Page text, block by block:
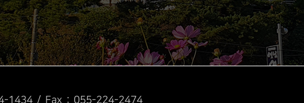
1434 / Fax : 055-224-2474